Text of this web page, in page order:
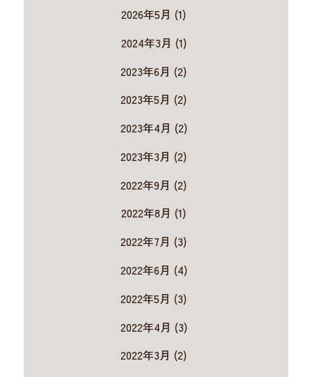
2026年5月 (1)
2024年3月 (1)
2023年6月 (2)
2023年5月 (2)
2023年4月 (2)
2023年3月 (2)
2022年9月 (2)
2022年8月 (1)
2022年7月 (3)
2022年6月 (4)
2022年5月 (3)
2022年4月 (3)
2022年3月 (2)